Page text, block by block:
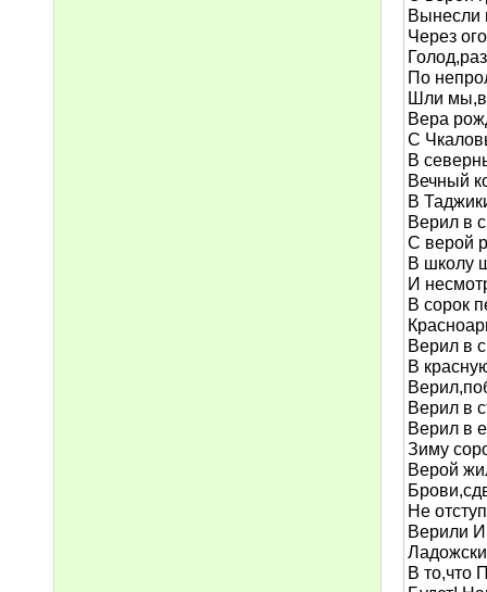
Вынесли
Через
По
Шли
Вера
С
В
Вечный
В
Верил в
С верой
В школу
И
В сорок
Верил в
В
Верил в
Верил в
Зиму
Верой
Не
Верили
В то,что